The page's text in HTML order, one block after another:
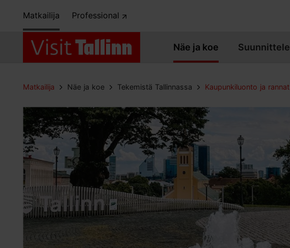
Matkailija Professional
Näe ja koe Suunnittele
Matkailija Näe ja koe Tekemistä Tallinnassa Kaupunkiluonto ja rannat